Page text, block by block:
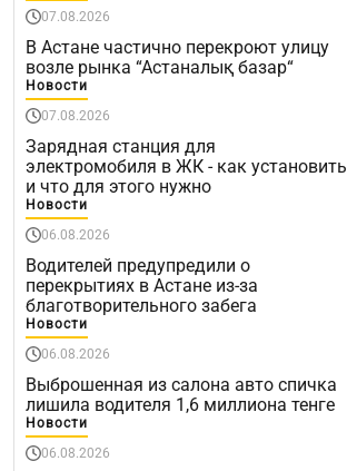
07.08.2026
В Астане частично перекроют улицу
возле рынка “Астаналық базар“
Новости
07.08.2026
Зарядная станция для
электромобиля в ЖК - как установить
и что для этого нужно
Новости
06.08.2026
Водителей предупредили о
перекрытиях в Астане из-за
благотворительного забега
Новости
06.08.2026
Выброшенная из салона авто спичка
лишила водителя 1,6 миллиона тенге
Новости
06.08.2026